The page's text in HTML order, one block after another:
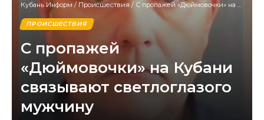
Кубань Информ / Происшествия / С пропажей «Дюймовочки» на Кубани связывают светлоглазого мужчину
ПРОИСШЕСТВИЯ
С пропажей
«Дюймовочки» на Кубани
связывают светлоглазого
мужчину